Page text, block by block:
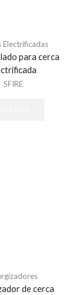
Electrificadas
para cerca
SFIRE
de cerca